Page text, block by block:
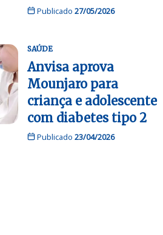
Publicado 27/05/2026
SAÚDE
Anvisa aprova
Mounjaro para
criança e adolescente
com diabetes tipo 2
Publicado 23/04/2026